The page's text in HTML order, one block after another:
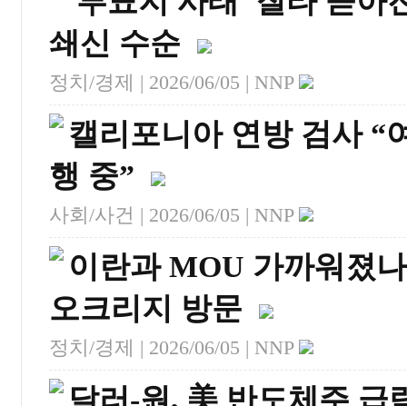
쇄신 수순
정치/경제 | 2026/06/05 | NNP
캘리포니아 연방 검사 “
행 중”
사회/사건 | 2026/06/05 | NNP
이란과 MOU 가까워졌
오크리지 방문
정치/경제 | 2026/06/05 | NNP
달러-원, 美 반도체주